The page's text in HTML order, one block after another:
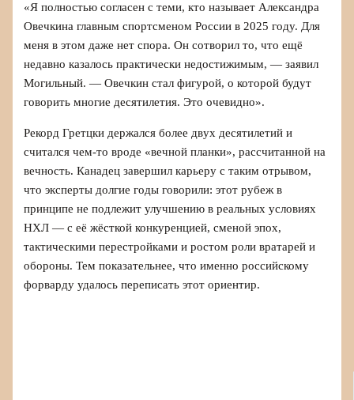
«Я полностью согласен с теми, кто называет Александра
Овечкина главным спортсменом России в 2025 году. Для
меня в этом даже нет спора. Он сотворил то, что ещё
недавно казалось практически недостижимым, — заявил
Могильный. — Овечкин стал фигурой, о которой будут
говорить многие десятилетия. Это очевидно».
Рекорд Гретцки держался более двух десятилетий и
считался чем-то вроде «вечной планки», рассчитанной на
вечность. Канадец завершил карьеру с таким отрывом,
что эксперты долгие годы говорили: этот рубеж в
принципе не подлежит улучшению в реальных условиях
НХЛ — с её жёсткой конкуренцией, сменой эпох,
тактическими перестройками и ростом роли вратарей и
обороны. Тем показательнее, что именно российскому
форварду удалось переписать этот ориентир.